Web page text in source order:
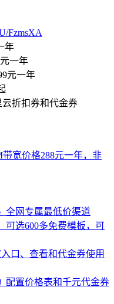
FzmsXA
年
一年
元一年
折扣券和代金券
宽价格288元一年，非
全网专属最低价渠道
可选600多免费模板，可
口、查看和代金券使用
配置价格表和千元代金券